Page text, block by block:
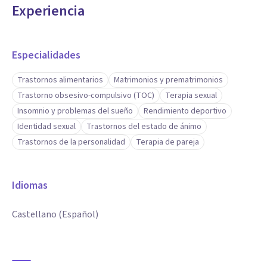
Experiencia
Especialidades
Trastornos alimentarios
Matrimonios y prematrimonios
Trastorno obsesivo-compulsivo (TOC)
Terapia sexual
Insomnio y problemas del sueño
Rendimiento deportivo
Identidad sexual
Trastornos del estado de ánimo
Trastornos de la personalidad
Terapia de pareja
Idiomas
Castellano (Español)